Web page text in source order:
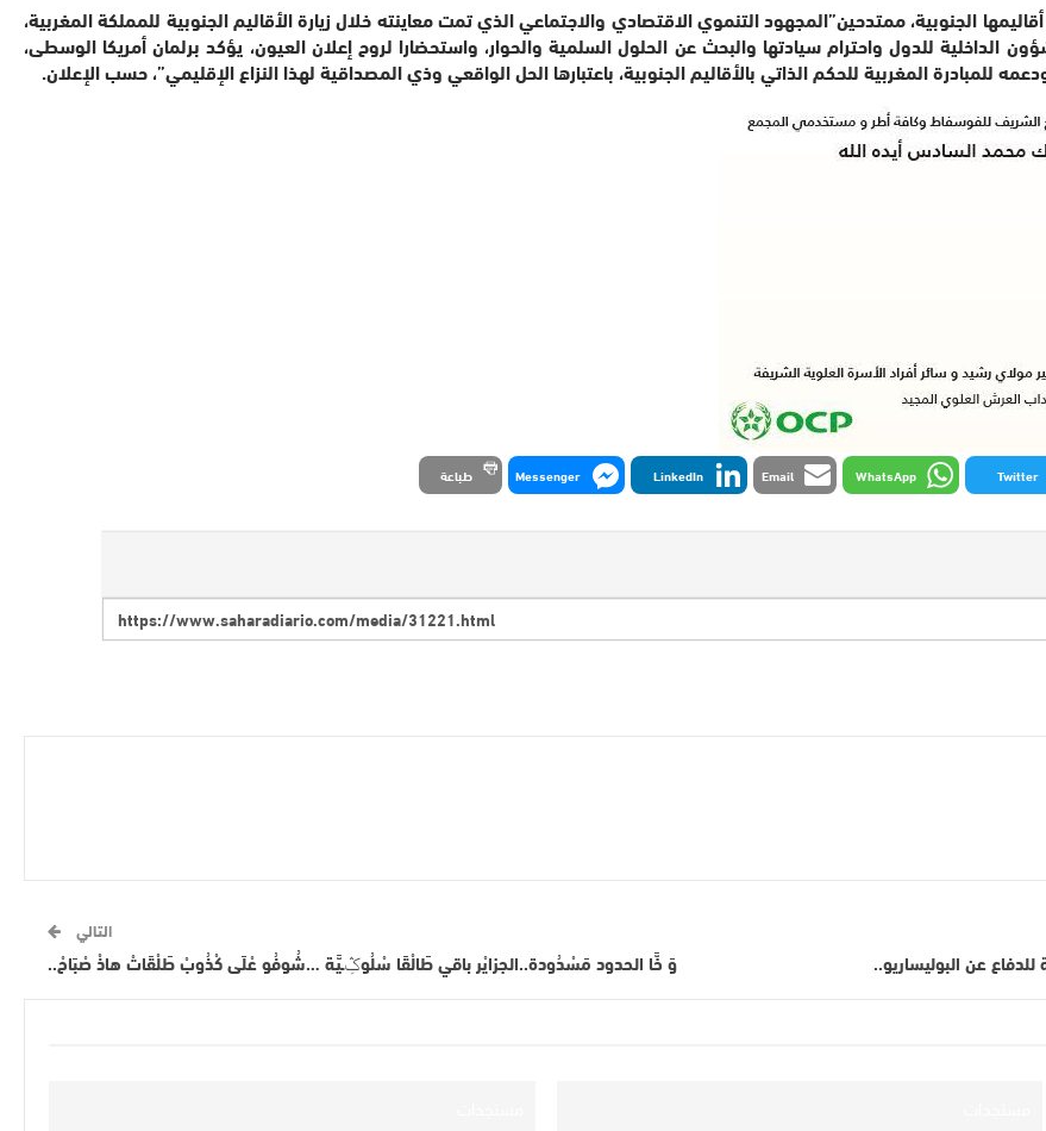
الجنوبية، ممتدحين”المجهود التنموي الاقتصادي والاجتماعي الذي تمت معاينته خلال زيارة الأقاليم الجنوبية للمملكة المغربية،
للدول واحترام سيادتها والبحث عن الحلول السلمية والحوار، واستحضارا لروح إعلان العيون، يؤكد برلمان أمريكا الوسطى،
للمبادرة المغربية للحكم الذاتي بالأقاليم الجنوبية، باعتبارها الحل الواقعي وذي المصداقية لهذا النزاع الإقليمي”، حسب الإعلان.
Twitter
WhatsApp
Email
LinkedIn
Messenger طباعة
عن البوليساريو..
التالي
وَ خَّا الحدود مَسْدُودة..الجزايْر باقي طَالْقَا سْلُوݣِـيَّة …شُوفُو عْلَى كْذُوبْ طَلْقَاتْ هاذْ صْبَاحْ..